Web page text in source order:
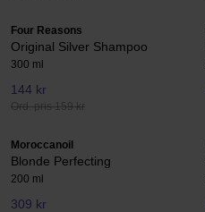
Four Reasons
Original Silver Shampoo
300 ml
144 kr
Ord. pris 159 kr
Moroccanoil
Blonde Perfecting
200 ml
309 kr